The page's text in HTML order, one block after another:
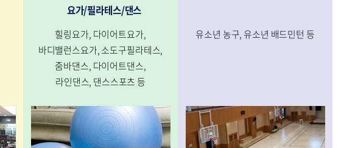
요가/필라테스/댄스
힐링요가, 다이어트요가,
바디밸런스요가, 소도구필라테스,
줌바댄스, 다이어트댄스,
라인댄스, 댄스스포츠 등
유소년 농구, 유소년 배드민턴 등